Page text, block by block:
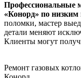
Профессиональные
«Конорд» по низким
поломки, мастер
детали меняют
Клиенты могут
Ремонт газовых